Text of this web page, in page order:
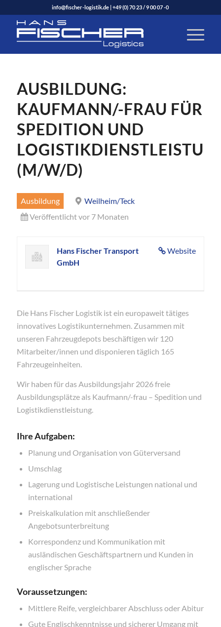
info@fischer-logistik.de |+49 (0) 70 23 / 9 00 07 -0
AUSBILDUNG:
KAUFMANN/-FRAU FÜR
SPEDITION UND
(M/W/D)
Ausbildung
Weilheim/Teck
Veröffentlicht vor 7 Monaten
Website
Hans Fischer Transport
GmbH
Die Hans Fischer Logistik ist ein europaweit tätiges
innovatives Logistikunternehmen. Zusammen mit
unseren Fahrzeugdepots beschäftigen wir 120
Mitarbeiter/innen und disponieren täglich 165
Fahrzeugeinheiten.
Wir haben für das Ausbildungsjahr 2026 freie
Ausbildungsplätze als Kaufmann/-frau – Spedition und
Logistikdienstleistung.
Ihre Aufgaben:
Planung und Organisation von Güterversand
Umschlag
Lagerung und Logistische Leistungen national und
international
Preiskalkulation mit anschließender
Angebotsunterbreitung
Korrespondenz und Kommunikation mit
ausländischen Geschäftspartnern und Kunden in
englischer Sprache
Voraussetzungen:
Mittlere Reife, vergleichbarer Abschluss oder Abitur
Gute Englischkenntnisse und sicherer Umgang mit